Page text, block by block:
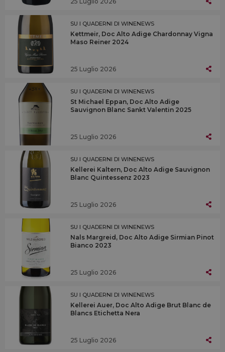
SU I QUADERNI DI WINENEWS
Kettmeir, Doc Alto Adige Chardonnay Vigna
Maso Reiner 2024
25 Luglio 2026
SU I QUADERNI DI WINENEWS
St Michael Eppan, Doc Alto Adige
Sauvignon Blanc Sankt Valentin 2025
25 Luglio 2026
SU I QUADERNI DI WINENEWS
Kellerei Kaltern, Doc Alto Adige Sauvignon
Blanc Quintessenz 2023
25 Luglio 2026
SU I QUADERNI DI WINENEWS
Nals Margreid, Doc Alto Adige Sirmian Pinot
Bianco 2023
25 Luglio 2026
SU I QUADERNI DI WINENEWS
Kellerei Auer, Doc Alto Adige Brut Blanc de
Blancs Etichetta Nera
25 Luglio 2026